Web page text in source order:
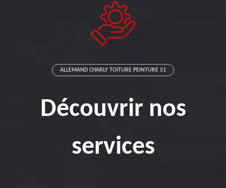
ALLEMAND CHARLY TOITURE PEINTURE 51
Découvrir nos
services